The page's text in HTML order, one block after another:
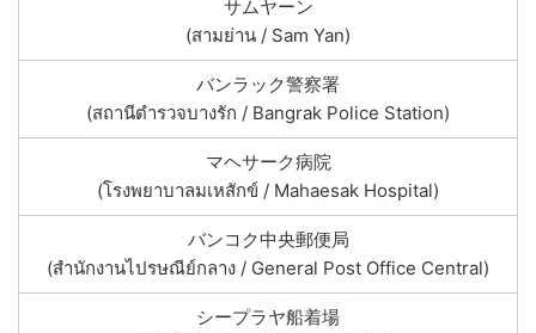
サムヤーン
(สามย่าน / Sam Yan)
バンラック警察署
(สถานีตำรวจบางรัก / Bangrak Police Station)
マヘサーク病院
(โรงพยาบาลมเหสักข์ / Mahaesak Hospital)
バンコク中央郵便局
(สำนักงานไปรษณีย์กลาง / General Post Office Central)
シープラヤ船着場